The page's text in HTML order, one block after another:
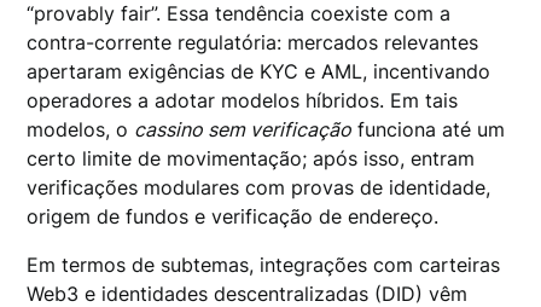
“provably fair”. Essa tendência coexiste com a
contra-corrente regulatória: mercados relevantes
apertaram exigências de KYC e AML, incentivando
operadores a adotar modelos híbridos. Em tais
modelos, o cassino sem verificação funciona até um
certo limite de movimentação; após isso, entram
verificações modulares com provas de identidade,
origem de fundos e verificação de endereço.
Em termos de subtemas, integrações com carteiras
Web3 e identidades descentralizadas (DID) vêm